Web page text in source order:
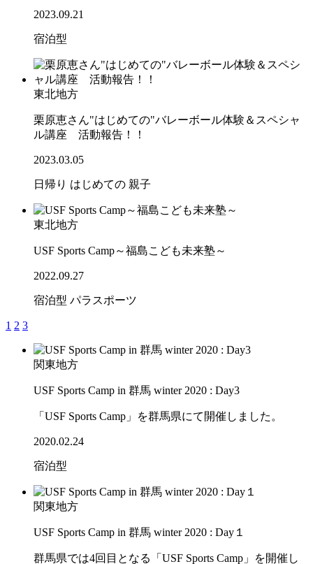
2023.09.21
宿泊型
東北地方
栗原恵さん"はじめての"バレーボール体験＆スペシャ
ル講座 活動報告！！
2023.03.05
日帰り はじめての 親子
東北地方
USF Sports Camp～福島こども未来塾～
2022.09.27
宿泊型 パラスポーツ
1 2 3
関東地方
USF Sports Camp in 群馬 winter 2020 : Day3
「USF Sports Camp」を群馬県にて開催しました。
2020.02.24
宿泊型
関東地方
USF Sports Camp in 群馬 winter 2020 : Day１
群馬県では4回目となる「USF Sports Camp」を開催し